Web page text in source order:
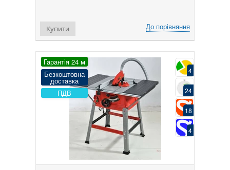
До порівняння
Купити
Гарантія 24 м
Безкоштовна
доставка
ПДВ
4
24
18
4